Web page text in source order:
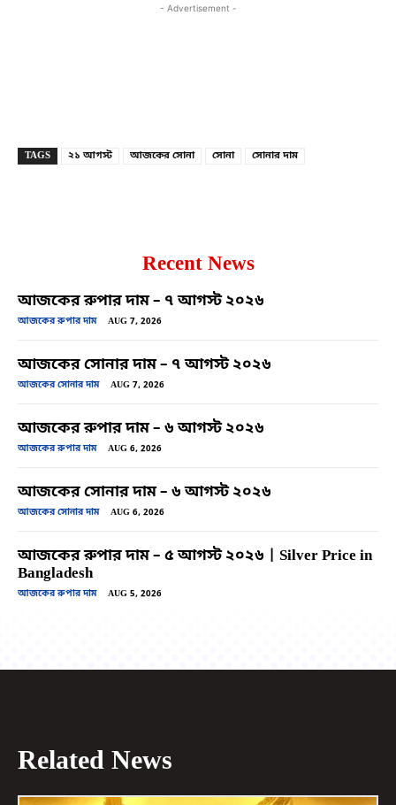
- Advertisement -
TAGS ২১ আগস্ট আজকের সোনা সোনা সোনার দাম
Recent News
আজকের রুপার দাম – ৭ আগস্ট ২০২৬
আজকের রুপার দাম AUG 7, 2026
আজকের সোনার দাম – ৭ আগস্ট ২০২৬
আজকের সোনার দাম AUG 7, 2026
আজকের রুপার দাম – ৬ আগস্ট ২০২৬
আজকের রুপার দাম AUG 6, 2026
আজকের সোনার দাম – ৬ আগস্ট ২০২৬
আজকের সোনার দাম AUG 6, 2026
আজকের রুপার দাম – ৫ আগস্ট ২০২৬ | Silver Price in
Bangladesh
আজকের রুপার দাম AUG 5, 2026
Related News